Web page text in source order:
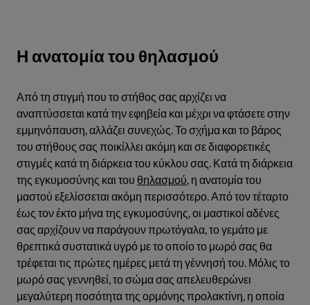
Η ανατομία του θηλασμού
Από τη στιγμή που το στήθος σας αρχίζει να
αναπτύσσεται κατά την εφηβεία και μέχρι να φτάσετε στην
εμμηνόπαυση, αλλάζει συνεχώς. Το σχήμα και το βάρος
του στήθους σας ποικίλλει ακόμη και σε διαφορετικές
στιγμές κατά τη διάρκεια του κύκλου σας. Κατά τη διάρκεια
της εγκυμοσύνης και του θηλασμού, η ανατομία του
μαστού εξελίσσεται ακόμη περισσότερο. Από τον τέταρτο
έως τον έκτο μήνα της εγκυμοσύνης, οι μαστικοί αδένες
σας αρχίζουν να παράγουν πρωτόγαλα, το γεμάτο με
θρεπτικά συστατικά υγρό με το οποίο το μωρό σας θα
τρέφεται τις πρώτες ημέρες μετά τη γέννησή του. Μόλις το
μωρό σας γεννηθεί, το σώμα σας απελευθερώνει
μεγαλύτερη ποσότητα της ορμόνης προλακτίνη, η οποία